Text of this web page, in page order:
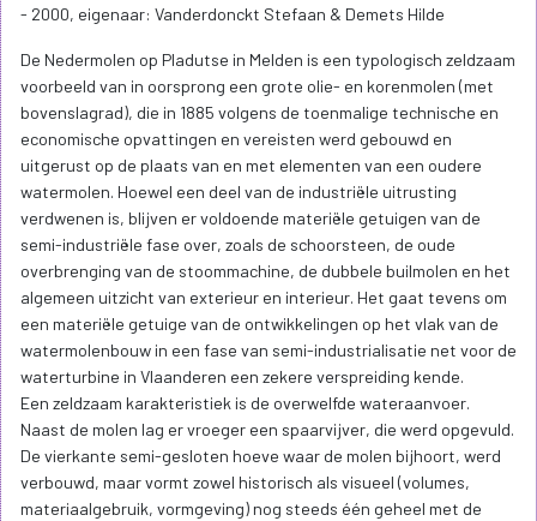
- 2000, eigenaar: Vanderdonckt Stefaan & Demets Hilde
De Nedermolen op Pladutse in Melden is een typologisch zeldzaam
voorbeeld van in oorsprong een grote olie- en korenmolen (met
bovenslagrad), die in 1885 volgens de toenmalige technische en
economische opvattingen en vereisten werd gebouwd en
uitgerust op de plaats van en met elementen van een oudere
watermolen. Hoewel een deel van de industriële uitrusting
verdwenen is, blijven er voldoende materiële getuigen van de
semi-industriële fase over, zoals de schoorsteen, de oude
overbrenging van de stoommachine, de dubbele builmolen en het
algemeen uitzicht van exterieur en interieur. Het gaat tevens om
een materiële getuige van de ontwikkelingen op het vlak van de
watermolenbouw in een fase van semi-industrialisatie net voor de
waterturbine in Vlaanderen een zekere verspreiding kende.
Een zeldzaam karakteristiek is de overwelfde wateraanvoer.
Naast de molen lag er vroeger een spaarvijver, die werd opgevuld.
De vierkante semi-gesloten hoeve waar de molen bijhoort, werd
verbouwd, maar vormt zowel historisch als visueel (volumes,
materiaalgebruik, vormgeving) nog steeds één geheel met de